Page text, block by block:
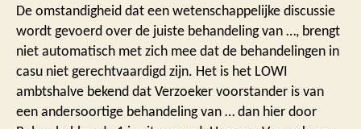
De omstandigheid dat een wetenschappelijke discussie
wordt gevoerd over de juiste behandeling van …, brengt
niet automatisch met zich mee dat de behandelingen in
casu niet gerechtvaardigd zijn. Het is het LOWI
ambtshalve bekend dat Verzoeker voorstander is van
een andersoortige behandeling van … dan hier door